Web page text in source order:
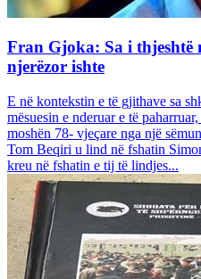
Fran Gjoka: Sa i thjeshtë
njerëzor ishte
E në kontekstin e të gjithave sa
mësuesin e nderuar e të
moshën 78- vjeçare nga një
Tom Beqiri u lind në fshatin
kreu në fshatin e tij të lindjes...